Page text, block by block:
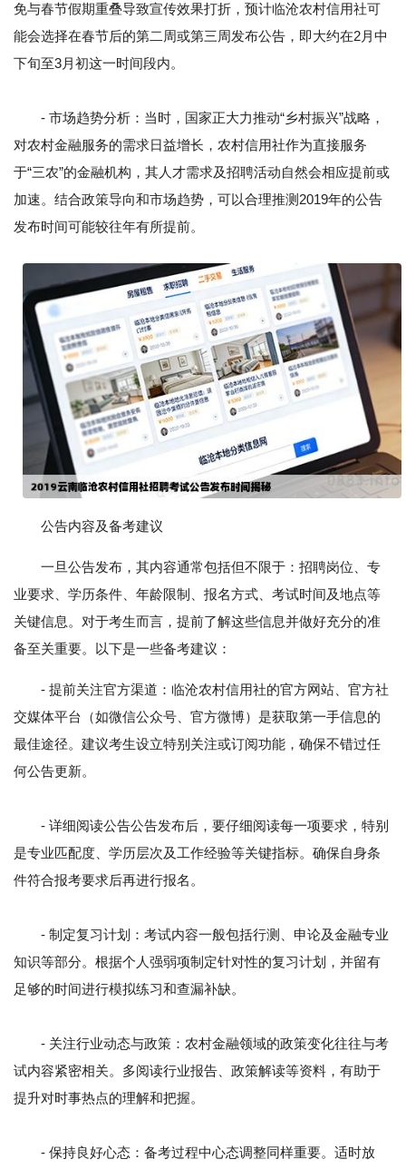
免与春节假期重叠导致宣传效果打折，预计临沧农村信用社可
能会选择在春节后的第二周或第三周发布公告，即大约在2月中
下旬至3月初这一时间段内。
- 市场趋势分析：当时，国家正大力推动“乡村振兴”战略，
对农村金融服务的需求日益增长，农村信用社作为直接服务
于“三农”的金融机构，其人才需求及招聘活动自然会相应提前或
加速。结合政策导向和市场趋势，可以合理推测2019年的公告
发布时间可能较往年有所提前。
公告内容及备考建议
一旦公告发布，其内容通常包括但不限于：招聘岗位、专
业要求、学历条件、年龄限制、报名方式、考试时间及地点等
关键信息。对于考生而言，提前了解这些信息并做好充分的准
备至关重要。以下是一些备考建议：
- 提前关注官方渠道：临沧农村信用社的官方网站、官方社
交媒体平台（如微信公众号、官方微博）是获取第一手信息的
最佳途径。建议考生设立特别关注或订阅功能，确保不错过任
何公告更新。
- 详细阅读公告公告发布后，要仔细阅读每一项要求，特别
是专业匹配度、学历层次及工作经验等关键指标。确保自身条
件符合报考要求后再进行报名。
- 制定复习计划：考试内容一般包括行测、申论及金融专业
知识等部分。根据个人强弱项制定针对性的复习计划，并留有
足够的时间进行模拟练习和查漏补缺。
- 关注行业动态与政策：农村金融领域的政策变化往往与考
试内容紧密相关。多阅读行业报告、政策解读等资料，有助于
提升对时事热点的理解和把握。
- 保持良好心态：备考过程中心态调整同样重要。适时放